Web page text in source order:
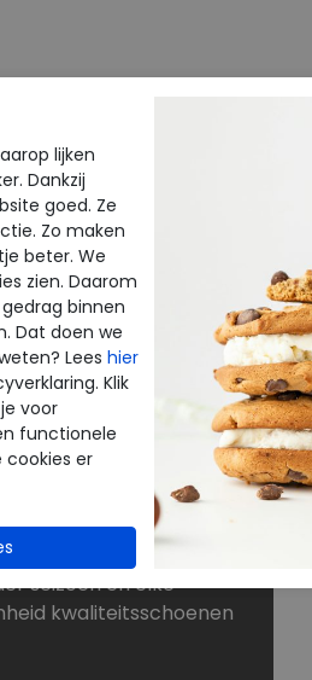
TOT 60%
outlet met grote
vindt u
van de beste
De new arrivals van uw
merk verrassen elke
Op zoek naar
voor lange
Naar
de winter? Of kunt u
paar slippers of
gebruiken? U shopt
seizoen en elke
kwaliteitsschoenen
lijken
Dankzij
goed. Ze
Zo maken
beter. We
zien. Daarom
binnen
Dat doen we
Lees hier
Klik
voor
functionele
cookies er